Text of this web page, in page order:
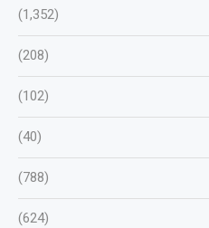
(1,352)
(208)
(102)
(40)
(788)
(624)